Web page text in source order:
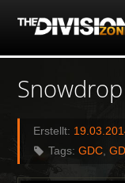
Home
Spielinfo
Community
Erstellt:
Tags: GDC,